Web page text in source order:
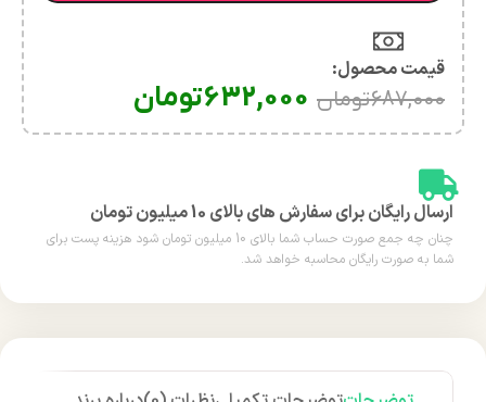
قیمت محصول:​
687,000تومان 632,000تومان
ارسال رایگان برای سفارش های بالای 10 میلیون تومان
چنان چه جمع صورت حساب شما بالای 10 میلیون تومان شود هزینه پست برای
شما به صورت رایگان محاسبه خواهد شد.